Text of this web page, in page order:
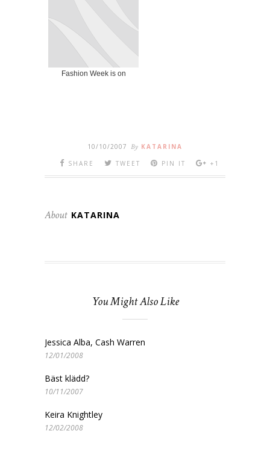
Fashion Week is on
10/10/2007 By KATARINA
SHARE
TWEET PIN IT +1
About KATARINA
You Might Also Like
Jessica Alba, Cash Warren
12/01/2008
Bäst klädd?
10/11/2007
Keira Knightley
12/02/2008